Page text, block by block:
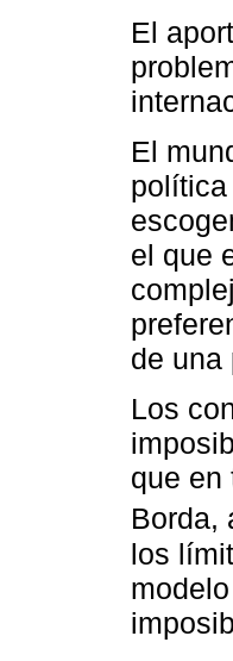
El
El
el que
de una
Los
que en
Borda,
los